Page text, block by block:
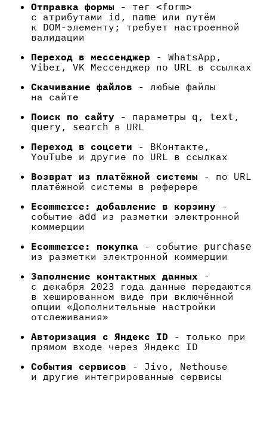
Отправка формы - тег <form>
с атрибутами id , name или путём
к DOM-элементу; требует настроенной
валидации
Переход в мессенджер - WhatsApp,
Viber, VK Мессенджер по URL в ссылках
Скачивание файлов - любые файлы
на сайте
Поиск по сайту - параметры q , text ,
query , search в URL
Переход в соцсети - ВКонтакте,
YouTube и другие по URL в ссылках
Возврат из платёжной системы - по URL
платёжной системы в реферере
Ecommerce: добавление в корзину -
событие add
из разметки электронной
коммерции
Ecommerce: покупка - событие purchase
из разметки электронной коммерции
Заполнение контактных данных -
с декабря 2023 года данные передаются
в хешированном виде при включённой
опции «Дополнительные настройки
отслеживания»
Авторизация с Яндекс ID - только при
прямом входе через Яндекс ID
События сервисов - Jivo, Nethouse
и другие интегрированные сервисы